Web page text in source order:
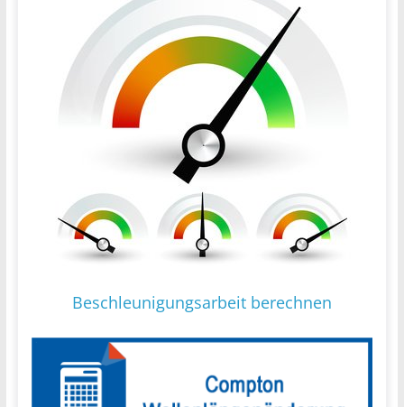
Beschleunigungsarbeit berechnen